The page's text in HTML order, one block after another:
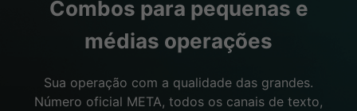
Combos para pequenas e
médias operações
Sua operação com a qualidade das grandes.
Número oficial META, todos os canais de texto,